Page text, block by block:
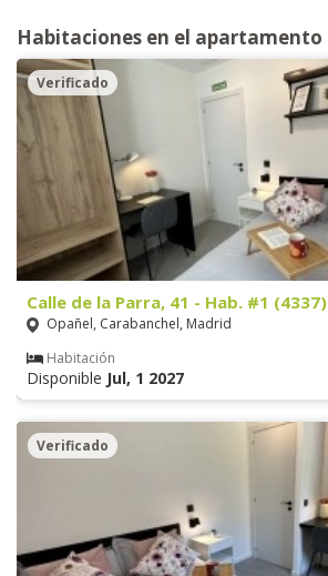
Habitaciones en el apartamento
Verificado
Calle de la Parra, 41 - Hab. #1 (4337)
Opañel, Carabanchel, Madrid
Habitación
Disponible Jul, 1 2027
Verificado